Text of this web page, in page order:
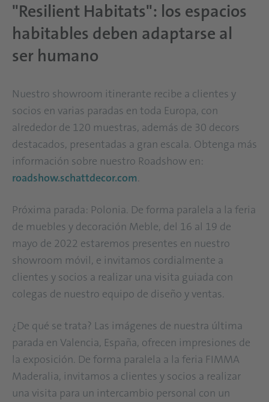
"Resilient Habitats": los espacios
habitables deben adaptarse al
ser humano
Nuestro showroom itinerante recibe a clientes y
socios en varias paradas en toda Europa, con
alrededor de 120 muestras, además de 30 decors
destacados, presentadas a gran escala. Obtenga más
información sobre nuestro Roadshow en:
roadshow.schattdecor.com.
Próxima parada: Polonia. De forma paralela a la feria
de muebles y decoración Meble, del 16 al 19 de
mayo de 2022 estaremos presentes en nuestro
showroom móvil, e invitamos cordialmente a
clientes y socios a realizar una visita guiada con
colegas de nuestro equipo de diseño y ventas.
¿De qué se trata? Las imágenes de nuestra última
parada en Valencia, España, ofrecen impresiones de
la exposición. De forma paralela a la feria FIMMA
Maderalia, invitamos a clientes y socios a realizar
una visita para un intercambio personal con un